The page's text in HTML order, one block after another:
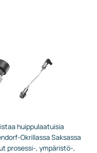
huippulaatuisia
Okrillassa Saksassa
prosessi-, ympäristö-,